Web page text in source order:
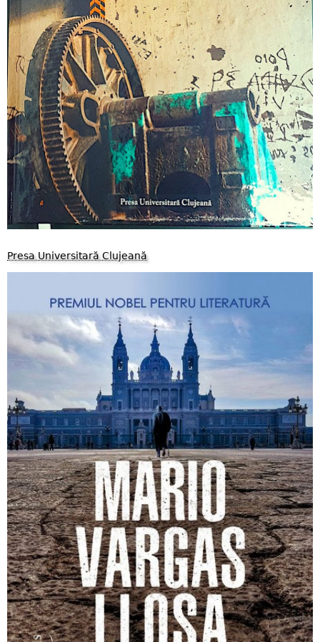
Presa Universitară Clujeană